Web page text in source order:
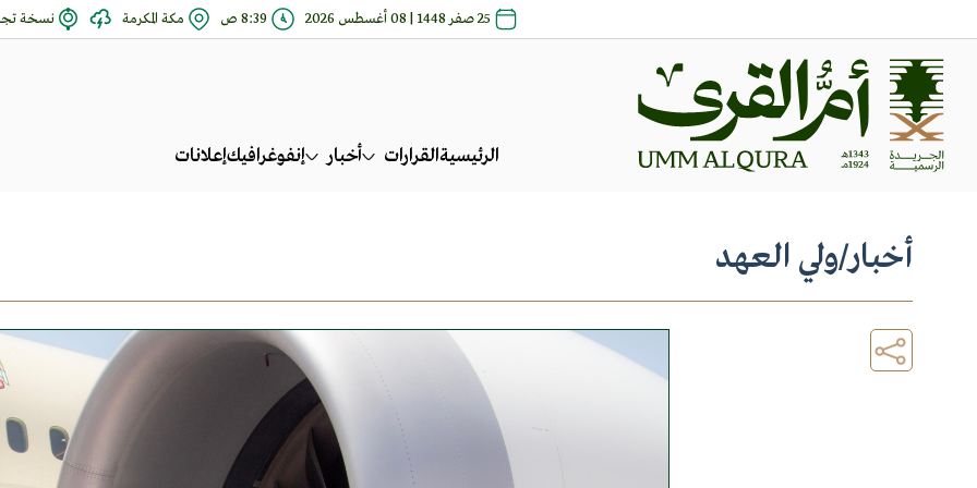
25 صفر 1448 | 08 أغسطس 2026 8:39 ص مكة المكرمة نسخة
الرئيسيةالقرارات أخبار إنفوغرافيكإعلانات
أخبار/ولي العهد